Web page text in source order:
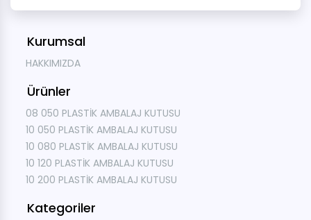
Kurumsal
HAKKIMIZDA
Ürünler
08 050 PLASTİK AMBALAJ KUTUSU
10 050 PLASTİK AMBALAJ KUTUSU
10 080 PLASTİK AMBALAJ KUTUSU
10 120 PLASTİK AMBALAJ KUTUSU
10 200 PLASTİK AMBALAJ KUTUSU
Kategoriler